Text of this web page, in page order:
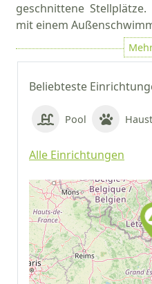
Beliebteste
Pool
Alle Einrichtungen
Auf
geschnittene
mit einem